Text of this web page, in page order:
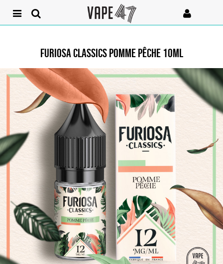
FURIOSA CLASSICS POMME PÊCHE 10ML